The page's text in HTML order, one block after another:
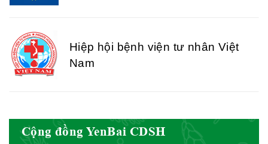
Hiệp hội bệnh viện tư nhân Việt
Nam
Cục quản lý y dược cổ truyền -
BYT
Cộng đồng YenBai CDSH